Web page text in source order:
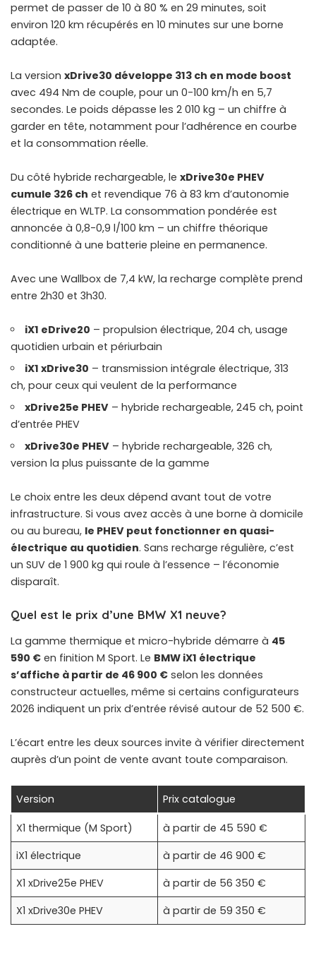
permet de passer de 10 à 80 % en 29 minutes, soit
environ 120 km récupérés en 10 minutes sur une borne
adaptée.
La version xDrive30 développe 313 ch en mode boost
avec 494 Nm de couple, pour un 0-100 km/h en 5,7
secondes. Le poids dépasse les 2 010 kg – un chiffre à
garder en tête, notamment pour l’adhérence en courbe
et la consommation réelle.
Du côté hybride rechargeable, le xDrive30e PHEV
cumule 326 ch et revendique 76 à 83 km d’autonomie
électrique en WLTP. La consommation pondérée est
annoncée à 0,8-0,9 l/100 km – un chiffre théorique
conditionné à une batterie pleine en permanence.
Avec une Wallbox de 7,4 kW, la recharge complète prend
entre 2h30 et 3h30.
iX1 eDrive20 – propulsion électrique, 204 ch, usage
quotidien urbain et périurbain
iX1 xDrive30 – transmission intégrale électrique, 313
ch, pour ceux qui veulent de la performance
xDrive25e PHEV – hybride rechargeable, 245 ch, point
d’entrée PHEV
xDrive30e PHEV – hybride rechargeable, 326 ch,
version la plus puissante de la gamme
Le choix entre les deux dépend avant tout de votre
infrastructure. Si vous avez accès à une borne à domicile
ou au bureau, le PHEV peut fonctionner en quasi-
électrique au quotidien. Sans recharge régulière, c’est
un SUV de 1 900 kg qui roule à l’essence – l’économie
disparaît.
Quel est le prix d’une BMW X1 neuve?
La gamme thermique et micro-hybride démarre à 45
590 € en finition M Sport. Le BMW iX1 électrique
s’affiche à partir de 46 900 € selon les données
constructeur actuelles, même si certains configurateurs
2026 indiquent un prix d’entrée révisé autour de 52 500 €.
L’écart entre les deux sources invite à vérifier directement
auprès d’un point de vente avant toute comparaison.
Version Prix catalogue
X1 thermique (M Sport)
à partir de 45 590 €
iX1 électrique
à partir de 46 900 €
X1 xDrive25e PHEV
à partir de 56 350 €
X1 xDrive30e PHEV
à partir de 59 350 €